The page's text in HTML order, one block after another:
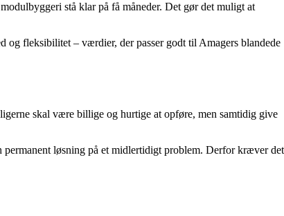
stå klar på få måneder. Det gør det muligt at
fleksibilitet – værdier, der passer godt til Amagers blandede
skal være billige og hurtige at opføre, men samtidig give
løsning på et midlertidigt problem. Derfor kræver det